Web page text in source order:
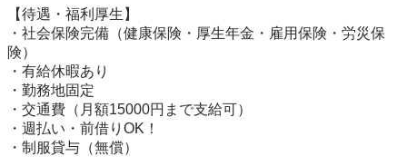
【待遇・福利厚生】
・社会保険完備（健康保険・厚生年金・雇用保険・労災保
険）
・有給休暇あり
・勤務地固定
・交通費（月額15000円まで支給可）
・週払い・前借りOK！
・制服貸与（無償）